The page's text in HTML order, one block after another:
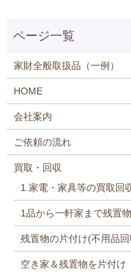
家財全般取扱品（一例）
HOME
会社案内
ご依頼の流れ
買取・回収
1.家電・家具等の買取回
1品から一軒家まで残置
残置物の片付け(不用品
空き家＆残置物を片付け